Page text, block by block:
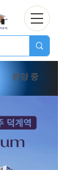
분양 중